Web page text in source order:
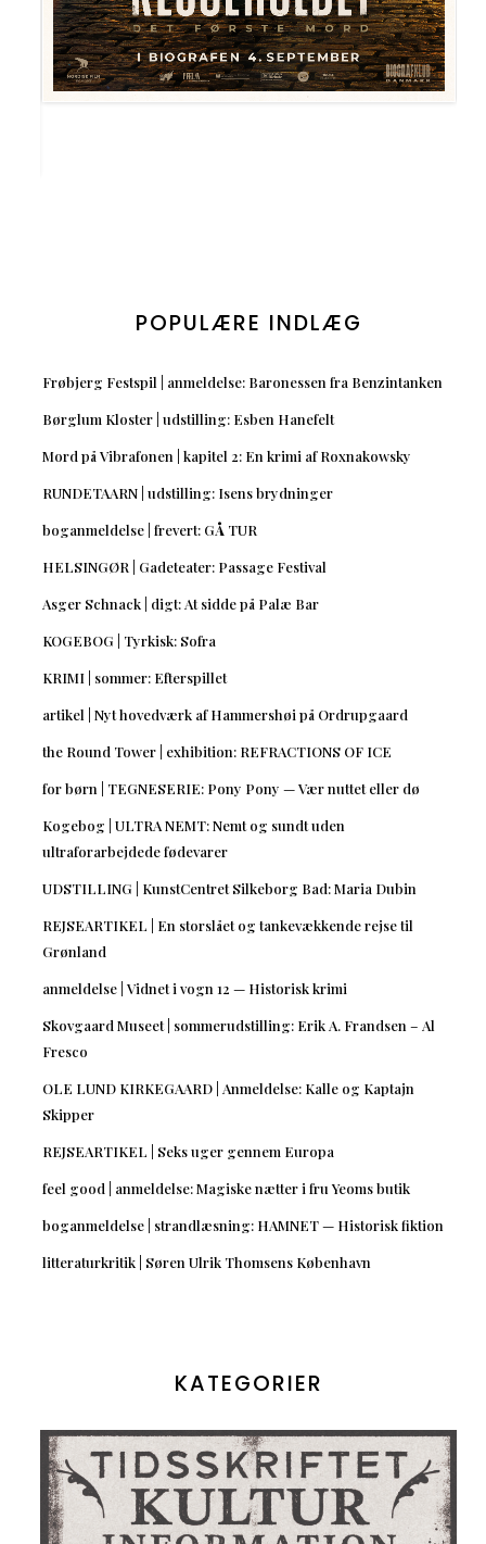
POPULÆRE INDLÆG
Frøbjerg Festspil | anmeldelse: Baronessen fra Benzintanken
Børglum Kloster | udstilling: Esben Hanefelt
Mord på Vibrafonen | kapitel 2: En krimi af Roxnakowsky
RUNDETAARN | udstilling: Isens brydninger
boganmeldelse | frevert: GÅ TUR
HELSINGØR | Gadeteater: Passage Festival
Asger Schnack | digt: At sidde på Palæ Bar
KOGEBOG | Tyrkisk: Sofra
KRIMI | sommer: Efterspillet
artikel | Nyt hovedværk af Hammershøi på Ordrupgaard
the Round Tower | exhibition: REFRACTIONS OF ICE
for børn | TEGNESERIE: Pony Pony — Vær nuttet eller dø
Kogebog | ULTRA NEMT: Nemt og sundt uden
ultraforarbejdede fødevarer
UDSTILLING | KunstCentret Silkeborg Bad: Maria Dubin
REJSEARTIKEL | En storslået og tankevækkende rejse til
Grønland
anmeldelse | Vidnet i vogn 12 — Historisk krimi
Skovgaard Museet | sommerudstilling: Erik A. Frandsen – Al
Fresco
OLE LUND KIRKEGAARD | Anmeldelse: Kalle og Kaptajn
Skipper
REJSEARTIKEL | Seks uger gennem Europa
feel good | anmeldelse: Magiske nætter i fru Yeoms butik
boganmeldelse | strandlæsning: HAMNET — Historisk fiktion
litteraturkritik | Søren Ulrik Thomsens København
KATEGORIER